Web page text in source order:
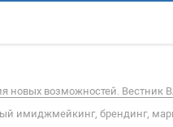
новых возможностей. Вестник
имиджмейкинг, брендинг,